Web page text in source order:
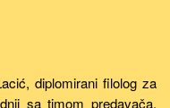
diplomirani filolog za
sa timom predavača,